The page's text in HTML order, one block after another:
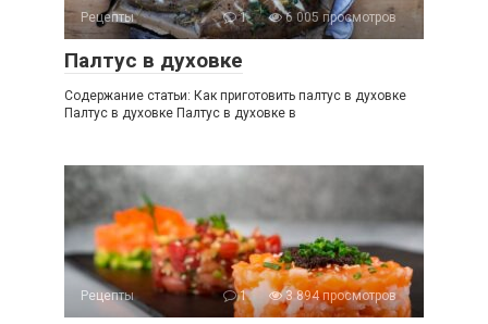
Рецепты 1 6 005 просмотров
Палтус в духовке
Содержание статьи: Как приготовить палтус в духовке
Палтус в духовке Палтус в духовке в
Рецепты 1 3 894 просмотров